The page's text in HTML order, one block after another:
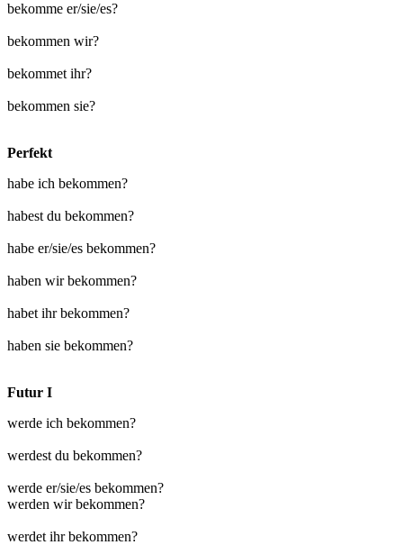
bekomme er/sie/es?
bekommen wir?
bekommet ihr?
bekommen sie?
Perfekt
habe ich bekommen?
habest du bekommen?
habe er/sie/es bekommen?
haben wir bekommen?
habet ihr bekommen?
haben sie bekommen?
Futur I
werde ich bekommen?
werdest du bekommen?
werde er/sie/es bekommen?
werden wir bekommen?
werdet ihr bekommen?